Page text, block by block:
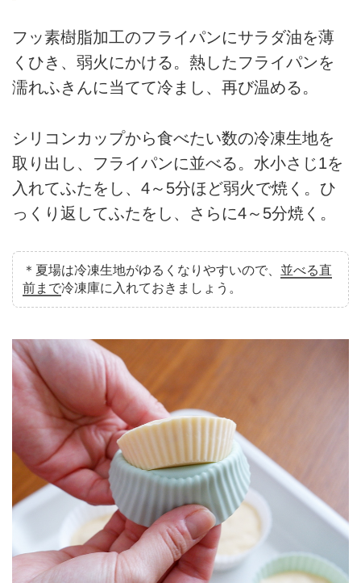
フッ素樹脂加工のフライパンにサラダ油を薄
くひき、弱火にかける。熱したフライパンを
濡れふきんに当てて冷まし、再び温める。
シリコンカップから食べたい数の冷凍生地を
取り出し、フライパンに並べる。水小さじ1を
入れてふたをし、4～5分ほど弱火で焼く。ひ
っくり返してふたをし、さらに4～5分焼く。
＊夏場は冷凍生地がゆるくなりやすいので、 並べる直
前まで冷凍庫に入れておきましょう。